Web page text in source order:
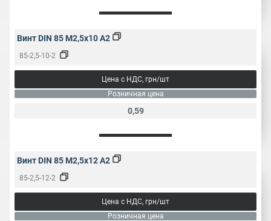
Винт DIN 85 M2,5x10 A2
85-2,5-10-2
Цена с НДС, грн/шт
Розничная цена
0,59
Винт DIN 85 M2,5x12 A2
85-2,5-12-2
Цена с НДС, грн/шт
Розничная цена